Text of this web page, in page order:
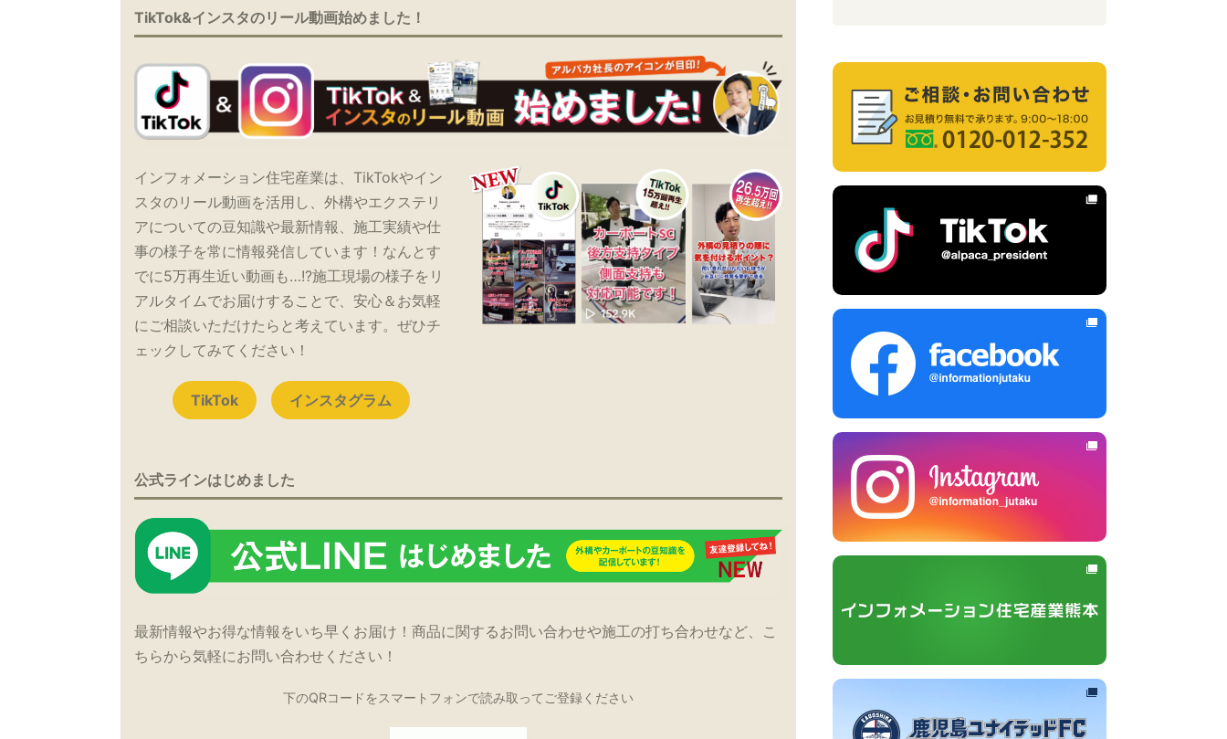
TikTok&インスタのリール動画始めました！
インフォメーション住宅産業は、TikTokやイン
スタのリール動画を活用し、外構やエクステリ
アについての豆知識や最新情報、施工実績や仕
事の様子を常に情報発信しています！なんとす
でに5万再生近い動画も…!?施工現場の様子をリ
アルタイムでお届けすることで、安心＆お気軽
にご相談いただけたらと考えています。ぜひチ
ェックしてみてください！
TikTok インスタグラム
公式ラインはじめました
最新情報やお得な情報をいち早くお届け！商品に関するお問い合わせや施工の打ち合わせなど、こ
ちらから気軽にお問い合わせください！
下のQRコードをスマートフォンで読み取ってご登録ください